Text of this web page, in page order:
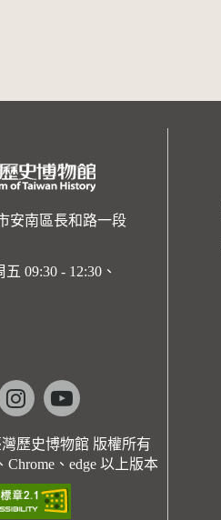
安南區長和路一段
09:30 - 12:30、
instagramyoutube
歷史博物館 版權所有
、edge 以上版本